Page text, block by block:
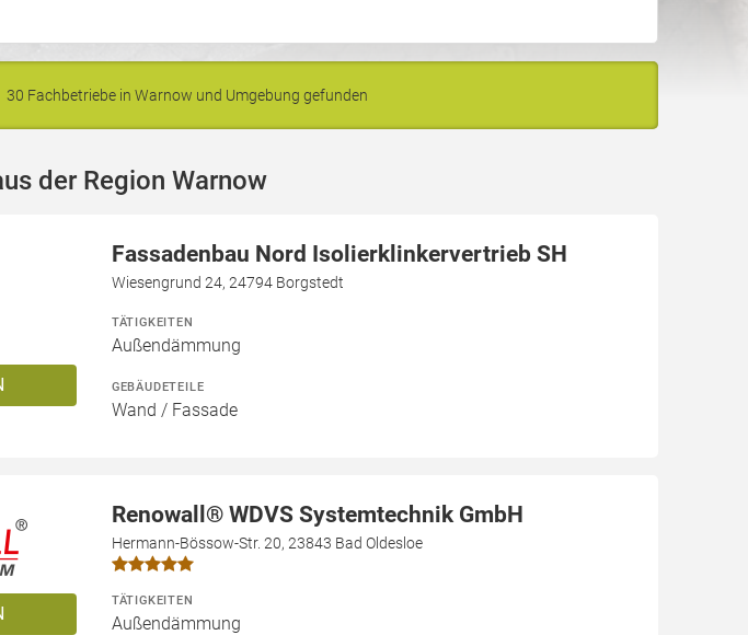
30 Fachbetriebe in Warnow und Umgebung gefunden
der Region Warnow
Fassadenbau Nord Isolierklinkervertrieb SH
Wiesengrund 24, 24794 Borgstedt
TÄTIGKEITEN
Außendämmung
GEBÄUDETEILE
Wand / Fassade
Renowall® WDVS Systemtechnik GmbH
Hermann-Bössow-Str. 20, 23843 Bad Oldesloe
TÄTIGKEITEN
Außendämmung